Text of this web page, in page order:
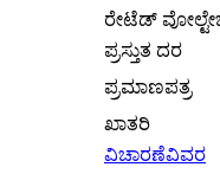
ರೇಟೆಡ್
ಪ್ರಸ್ತುತ ದರ
ಪ್ರಮಾಣಪತ್ರ
ಖಾತರಿ
ವಿಚಾರಣೆವಿವರ